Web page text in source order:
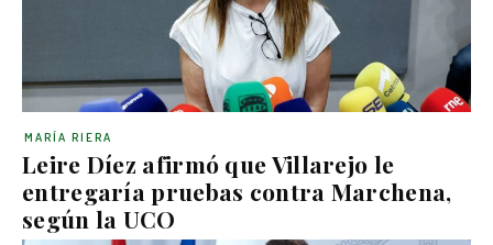
Leire Díez afirmó que Villarejo le
entregaría pruebas contra Marchena,
según la UCO
MARÍA RIERA